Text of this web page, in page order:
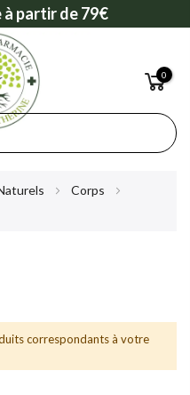
partir de 79€
0
Corps
correspondants à votre